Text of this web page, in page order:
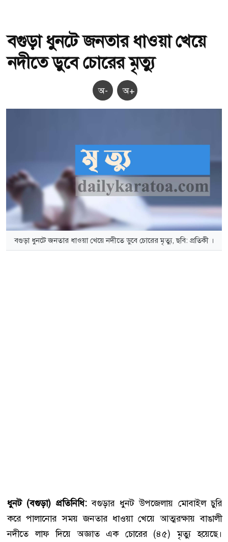
বগুড়া ধুনটে জনতার ধাওয়া খেয়ে
নদীতে ডুবে চোরের মৃত্যু
অ- অ+
বগুড়া ধুনটে জনতার ধাওয়া খেয়ে নদীতে ডুবে চোরের মৃত্যু, ছবি: প্রতিকী ।
ধুনট (বগুড়া) প্রতিনিধি:বগুড়ার ধুনট উপজেলায় মোবাইল চুরি
করে পালানোর সময় জনতার ধাওয়া খেয়ে আত্মরক্ষায় বাঙালী
নদীতে লাফ দিয়ে অজ্ঞাত এক চোরের (৪৫) মৃত্যু হয়েছে।